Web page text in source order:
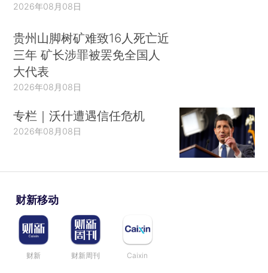
2026年08月08日
贵州山脚树矿难致16人死亡近
三年 矿长涉罪被罢免全国人
大代表
2026年08月08日
专栏｜沃什遭遇信任危机
2026年08月08日
财新移动
财新 财新周刊 Caixin